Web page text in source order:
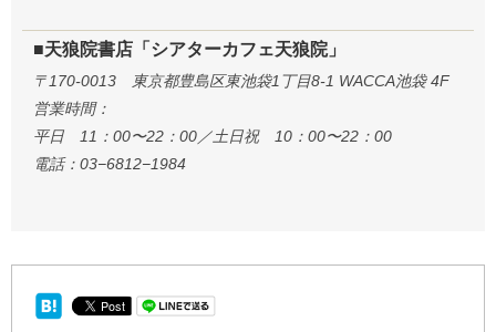
■天狼院書店「シアターカフェ天狼院」
〒170-0013 東京都豊島区東池袋1丁目8-1 WACCA池袋 4F
営業時間：
平日 11：00〜22：00／土日祝 10：00〜22：00
電話：03−6812−1984